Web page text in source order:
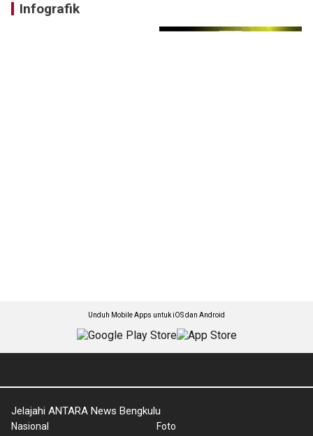
Infografik
Unduh Mobile Apps untuk iOS dan Android
Jelajahi ANTARA News Bengkulu
Nasional Foto